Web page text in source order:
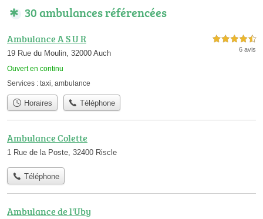
30 ambulances référencées
Ambulance A S U R
19 Rue du Moulin, 32000 Auch
Ouvert en continu
4,5 étoiles sur 5
6 avis
Services : taxi, ambulance
Horaires Téléphone
Ambulance Colette
1 Rue de la Poste, 32400 Riscle
Téléphone
Ambulance de l'Uby